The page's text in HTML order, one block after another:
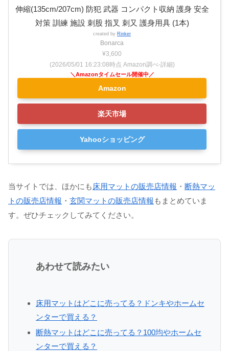
伸縮(135cm/207cm) 防犯 武器 コンパクト収納 護身 安全
対策 訓練 施設 刺股 指叉 刺又 護身用具 (1本)
created by Rinker
Bonarca
¥3,600
(2026/05/01 16:23:08時点 Amazon調べ-詳細)
Amazon
楽天市場
Yahooショッピング
当サイトでは、ほかにも 床用マットの販売店情報 ・ 断熱マッ
トの販売店情報 ・ 玄関マットの販売店情報 もまとめていま
す。ぜひチェックしてみてください。
あわせて読みたい
床用マットはどこに売ってる？ドンキやホームセ
ンターで買える？
断熱マットはどこに売ってる？100均やホームセ
ンターで買える？